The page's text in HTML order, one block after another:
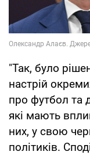
"Так, було
настрій
про футбол та
які мають
них, у свою
політиків.